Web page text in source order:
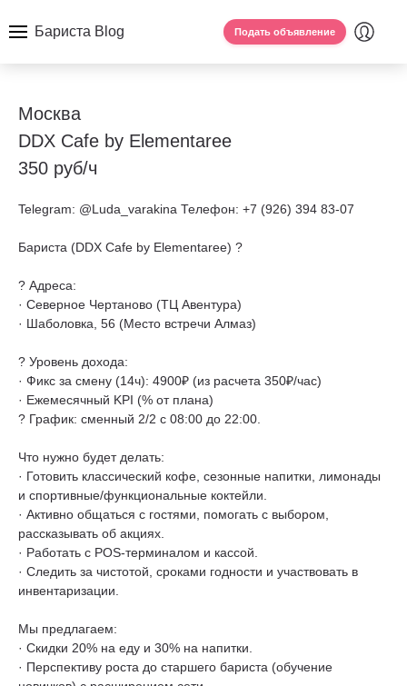
Бариста Blog Подать объявление
Москва
DDX Cafe by Elementaree
350 руб/ч
Telegram: @Luda_varakina Телефон: +7 (926) 394 83-07
Бариста (DDX Cafe by Elementaree) ?
? Адреса:
· Северное Чертаново (ТЦ Авентура)
· Шаболовка, 56 (Место встречи Алмаз)
? Уровень дохода:
· Фикс за смену (14ч): 4900₽ (из расчета 350₽/час)
· Ежемесячный KPI (% от плана)
? График: сменный 2/2 с 08:00 до 22:00.
Что нужно будет делать:
· Готовить классический кофе, сезонные напитки, лимонады
и спортивные/функциональные коктейли.
· Активно общаться с гостями, помогать с выбором,
рассказывать об акциях.
· Работать с POS-терминалом и кассой.
· Следить за чистотой, сроками годности и участвовать в
инвентаризации.
Мы предлагаем:
· Скидки 20% на еду и 30% на напитки.
· Перспективу роста до старшего бариста (обучение